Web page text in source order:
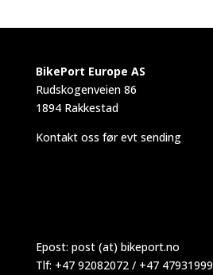
BikePort Europe AS
Rudskogenveien 86
1894 Rakkestad
Kontakt oss før evt sending
Epost: post (at) bikeport.no
Tlf: +47 92082072 / +47 47931999